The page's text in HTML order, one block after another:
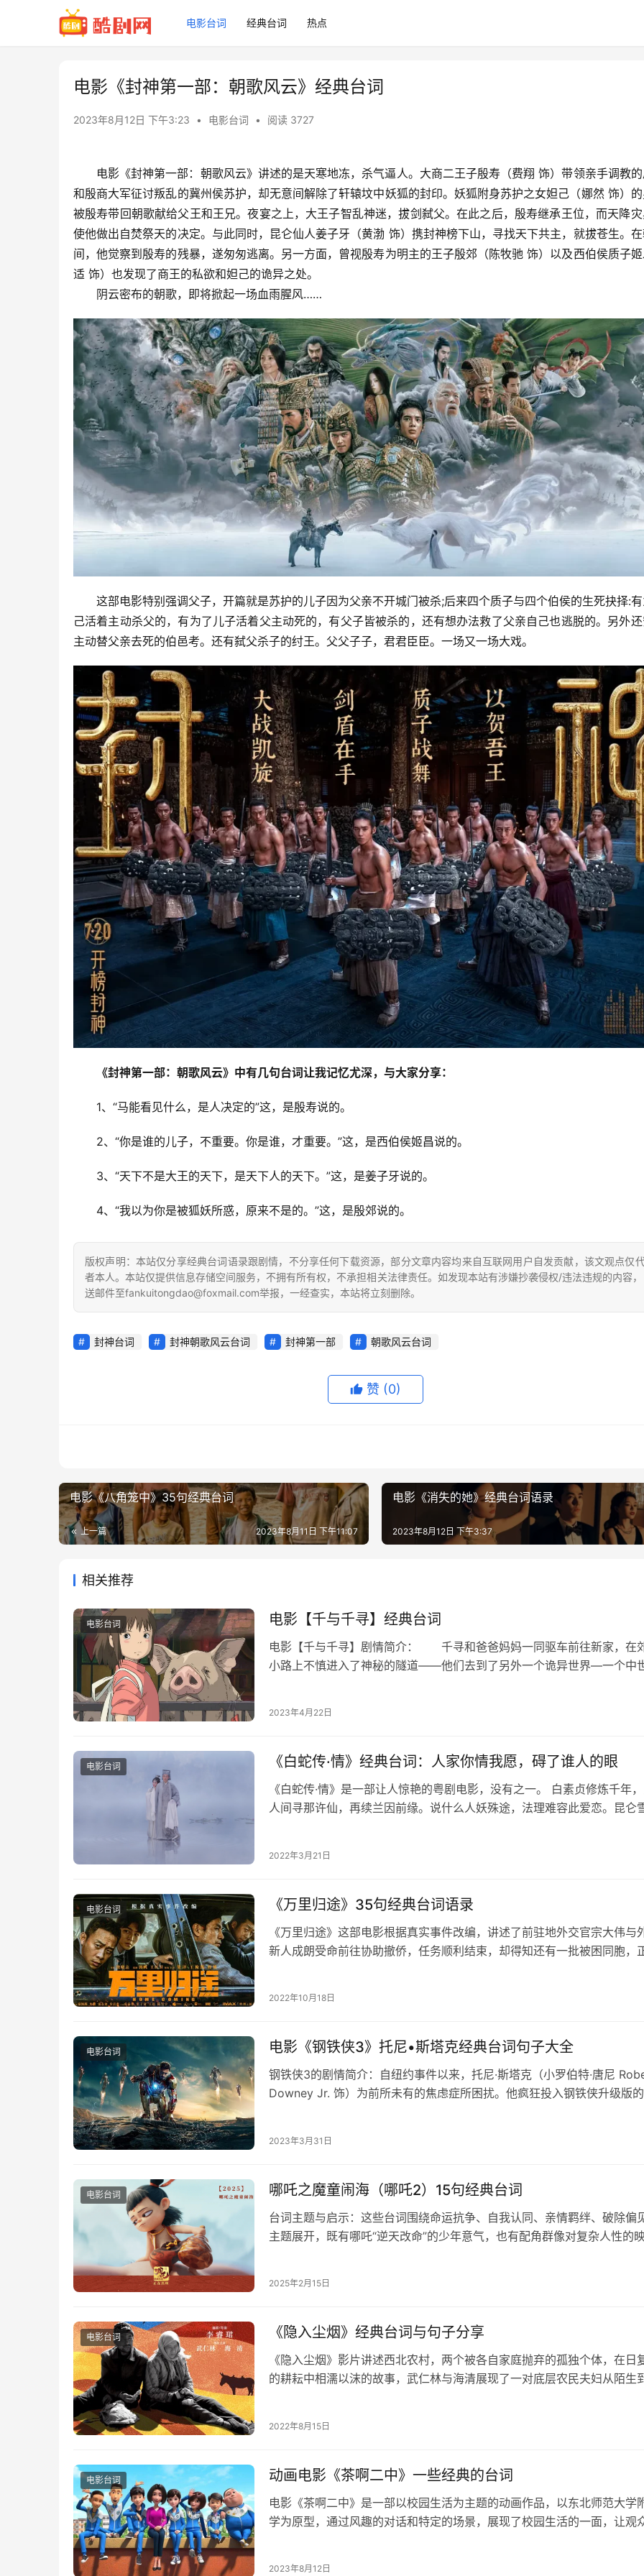
电影台词 经典台词 热点
电影《封神第一部：朝歌风云》经典台词
2023年8月12日 下午3:23 • 电影台词 • 阅读 3727
电影《封神第一部：朝歌风云》讲述的是天寒地冻，杀气逼人。大商二王子殷寿（费翔 饰）带领亲手调教
和殷商大军征讨叛乱的冀州侯苏护，却无意间解除了轩辕坟中妖狐的封印。妖狐附身苏护之女妲己（娜然 饰）
被殷寿带回朝歌献给父王和王兄。夜宴之上，大王子智乱神迷，拔剑弑父。在此之后，殷寿继承王位，而天降
使他做出自焚祭天的决定。与此同时，昆仑仙人姜子牙（黄渤 饰）携封神榜下山，寻找天下共主，就拔苍生。
间，他觉察到殷寿的残暴，遂匆匆逃离。另一方面，曾视殷寿为明主的王子殷郊（陈牧驰 饰）以及西伯侯质子
适 饰）也发现了商王的私欲和妲己的诡异之处。
阴云密布的朝歌，即将掀起一场血雨腥风……
这部电影特别强调父子，开篇就是苏护的儿子因为父亲不开城门被杀;后来四个质子与四个伯侯的生死抉择:
己活着主动杀父的，有为了儿子活着父主动死的，有父子皆被杀的，还有想办法救了父亲自己也逃脱的。另外
主动替父亲去死的伯邑考。还有弑父杀子的纣王。父父子子，君君臣臣。一场又一场大戏。
《封神第一部：朝歌风云》中有几句台词让我记忆尤深，与大家分享：
1、“马能看见什么，是人决定的”这，是殷寿说的。
2、“你是谁的儿子，不重要。你是谁，才重要。”这，是西伯侯姬昌说的。
3、“天下不是大王的天下，是天下人的天下。”这，是姜子牙说的。
4、“我以为你是被狐妖所惑，原来不是的。”这，是殷郊说的。
版权声明：本站仅分享经典台词语录跟剧情，不分享任何下载资源，部分文章内容均来自互联网用户自发贡献，该文观点仅
者本人。本站仅提供信息存储空间服务，不拥有所有权，不承担相关法律责任。如发现本站有涉嫌抄袭侵权/违法违规的内容
送邮件至fankuitongdao@foxmail.com举报，一经查实，本站将立刻删除。
封神台词 封神朝歌风云台词 封神第一部 朝歌风云台词
赞 (0)
电影《八角笼中》35句经典台词
上一篇 2023年8月11日 下午11:07
电影《消失的她》经典台词语录
2023年8月12日 下午3:37
相关推荐
电影台词 电影【千与千寻】经典台词
电影【千与千寻】剧情简介： 千寻和爸爸妈妈一同驱车前往新家，在
小路上不慎进入了神秘的隧道——他们去到了另外一个诡异世界—一个中
2023年4月22日
电影台词 《白蛇传·情》经典台词：人家你情我愿，碍了谁人的眼
《白蛇传·情》是一部让人惊艳的粤剧电影，没有之一。 白素贞修炼千年
人间寻那许仙，再续兰因前缘。说什么人妖殊途，法理难容此爱恋。昆仑
2022年3月21日
电影台词 《万里归途》35句经典台词语录
《万里归途》这部电影根据真实事件改编，讲述了前驻地外交官宗大伟与
新人成朗受命前往协助撤侨，任务顺利结束，却得知还有一批被困同胞，
2022年10月18日
电影台词 电影《钢铁侠3》托尼•斯塔克经典台词句子大全
钢铁侠3的剧情简介：自纽约事件以来，托尼·斯塔克（小罗伯特·唐尼
Downey Jr. 饰）为前所未有的焦虑症所困扰。他疯狂投入钢铁侠升级版
2023年3月31日
电影台词 哪吒之魔童闹海（哪吒2）15句经典台词
台词主题与启示：这些台词围绕命运抗争、自我认同、亲情羁绊、破除偏
主题展开，既有哪吒“逆天改命”的少年意气，也有配角群像对复杂人性的
2025年2月15日
电影台词 《隐入尘烟》经典台词与句子分享
《隐入尘烟》影片讲述西北农村，两个被各自家庭抛弃的孤独个体，在日
的耕耘中相濡以沫的故事，武仁林与海清展现了一对底层农民夫妇从陌生
2022年8月15日
电影台词 动画电影《茶啊二中》一些经典的台词
电影《茶啊二中》是一部以校园生活为主题的动画作品，以东北师范大学
学为原型，通过风趣的对话和特定的场景，展现了校园生活的一面，让观
2023年8月12日